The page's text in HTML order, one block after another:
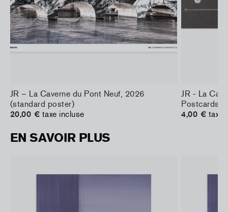
JR – La Caverne du Pont Neuf, 2026
(standard poster)
20,00 € taxe incluse
JR - La
Postcards
4,00 € taxe
EN SAVOIR PLUS